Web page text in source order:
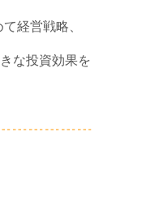
経営戦略、
な投資効果を